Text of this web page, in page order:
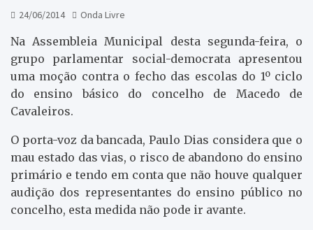
24/06/2014 Onda Livre
Na Assembleia Municipal desta segunda-feira, o
grupo parlamentar social-democrata apresentou
uma moção contra o fecho das escolas do 1º ciclo
do ensino básico do concelho de Macedo de
Cavaleiros.
O porta-voz da bancada, Paulo Dias considera que o
mau estado das vias, o risco de abandono do ensino
primário e tendo em conta que não houve qualquer
audição dos representantes do ensino público no
concelho, esta medida não pode ir avante.